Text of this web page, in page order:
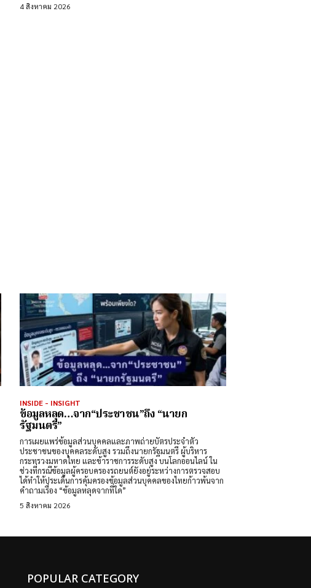
4 สิงหาคม 2026
INSIDE - INSIGHT
ข้อมูลหลุด…จาก“ประชาชน”ถึง “นายก
รัฐมนตรี”
การเผยแพร่ข้อมูลส่วนบุคคลและภาพถ่ายบัตรประจำตัว
ประชาชนของบุคคลระดับสูง รวมถึงนายกรัฐมนตรี ผู้บริหาร
กระทรวงมหาดไทย และข้าราชการระดับสูง บนโลกออนไลน์ ใน
ช่วงที่กรณีข้อมูลผู้ครอบครองรถยนต์ยังอยู่ระหว่างการตรวจสอบ
ได้ทำให้ประเด็นการคุ้มครองข้อมูลส่วนบุคคลของไทยก้าวพ้นจาก
คำถามเรื่อง “ข้อมูลหลุดจากที่ใด”
5 สิงหาคม 2026
POPULAR CATEGORY